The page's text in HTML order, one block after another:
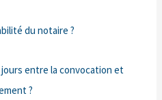
du notaire ?
entre la convocation et
?